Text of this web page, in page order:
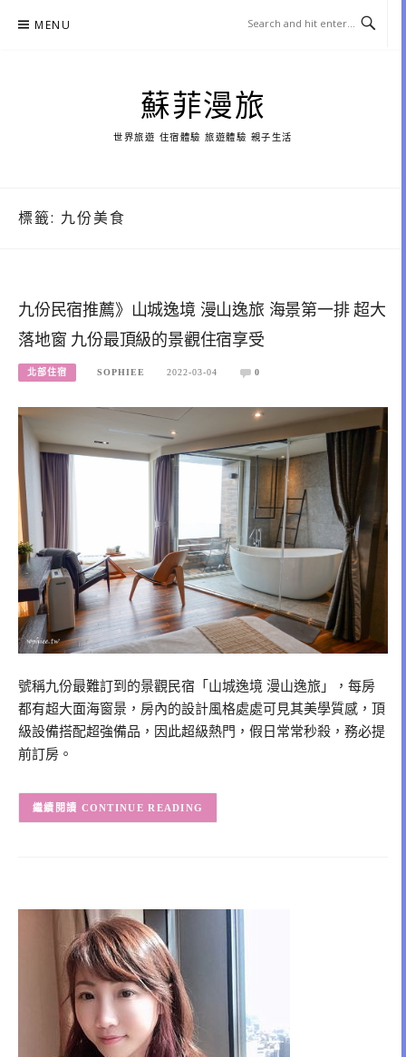
MENU
蘇菲漫旅
世界旅遊 住宿體驗 旅遊體驗 親子生活
標籤: 九份美食
九份民宿推薦》山城逸境 漫山逸旅 海景第一排 超大
落地窗 九份最頂級的景觀住宿享受
北部住宿 SOPHIEE 2022-03-04 0
號稱九份最難訂到的景觀民宿「山城逸境 漫山逸旅」，每房
都有超大面海窗景，房內的設計風格處處可見其美學質感，頂
級設備搭配超強備品，因此超級熱門，假日常常秒殺，務必提
前訂房。
CONTINUE READING